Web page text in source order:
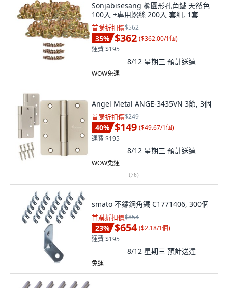
Sonjabisesang 橢圓形孔角鐵 天然色
100入 +專用螺絲 200入 套組, 1套
首購折扣價$562
35% $362 ($362.00/1個)
運費 $195
8/12 星期三 預計送達
WOW免運
Angel Metal ANGE-3435VN 3節, 3個
首購折扣價$249
40% $149 ($49.67/1個)
運費 $195
8/12 星期三 預計送達
WOW免運
(76)
smato 不鏽鋼角鐵 C1771406, 300個
首購折扣價$854
23% $654 ($2.18/1個)
運費 $195
8/12 星期三 預計送達
免運